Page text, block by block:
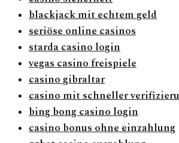
blackjack mit echtem geld
seriöse online casinos
starda casino login
vegas casino freispiele
casino gibraltar
casino mit schneller
bing bong casino login
casino bonus ohne einzahlung